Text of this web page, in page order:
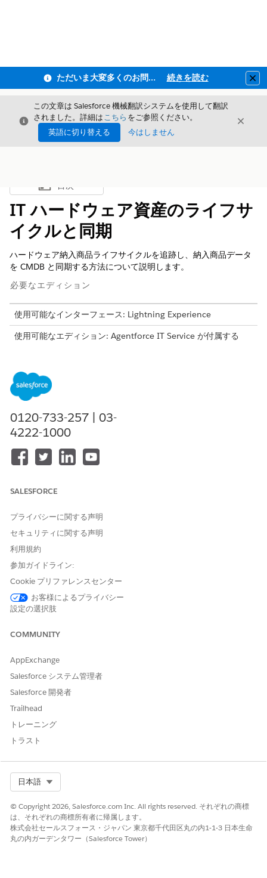
ただいま大変多くのお問い合わせをいただいており、ご連絡までにお時間を頂戴しております 続きを読む
閉じる
この文章は Salesforce 機械翻訳システムを使用して翻訳
されました。詳細はこちら をご参照ください。
英語に切り替える
今はしません
閉じる
目次を表示
目次
IT ハードウェア資産のライフサ
イクルと同期
ハードウェア納入商品ライフサイクルを追跡し、納入商品データ
を CMDB と同期する方法について説明します。
必要なエディション
使用可能なインターフェース: Lightning Experience
使用可能なエディション: Agentforce IT Service が付属する
IT ハードウェア資産を追跡して、正確な監査履歴を維持し、手動
でのデータ調整を排除します。納入商品レコードで納入商品タイ
す。実際の状況の変化に基づいて在庫数量数を自動的に更新しま
す。双方向の項目レベル同期を使用して、アセットレコードを設
納入商品のライフサイクル履歴の表示
監査履歴を維持し、クリーンな管理過程を維持します。アセッ
接記録されます。これらのイベントには、履行、返品、在庫の
移送が含まれます。
納入商品状況のカテゴリと数量積み上げ集計
定義済みの状況カテゴリが納入商品ライフサイクルフェーズに
どのように対応付けられ、全体的な在庫数に反映されているか
を理解します。
納入商品と設定項目の同期
項目レベルの同期により、IT ハードウェア資産管理および構
す。このイベント駆動型の双方向同期により、データの競合が
IT 履行者は、正確かつ最新の在庫の詳細を信頼できます。
設定管理データベース同期ログの確認
同期ログを監視して、ハードウェア資産と設定項目 (CI) の配
置を追跡します。これらのログには項目レベルの更新が表示さ
れ、手動操作が必要な不一致やエラーにフラグが付けられま
定項目 (CI) 間の同期例外を特定して解決します。重複する一
致や必須データの欠落などの問題に対処して、構成管理データ
ベース (CMDB) の正確性を維持します。
納入商品と設定項目の同期での例外とエラーの処理
同期エラーを理解することで、ハードウェア資産管理および構
0120-733-257 | 03-
4222-1000
SALESFORCE
プライバシーに関する声明
セキュリティに関する声明
利用規約
参加ガイドライン:
Cookie プリファレンスセンター
お客様によるプライバシー
設定の選択肢
COMMUNITY
AppExchange
Salesforce システム管理者
Salesforce 開発者
Trailhead
トレーニング
トラスト
日本語
© Copyright 2026, Salesforce.com Inc. All rights reserved. それぞれの商標
は、それぞれの商標所有者に帰属します。
株式会社セールスフォース・ジャパン 東京都千代田区丸の内1-1-3 日本生命
丸の内ガーデンタワー（Salesforce Tower）